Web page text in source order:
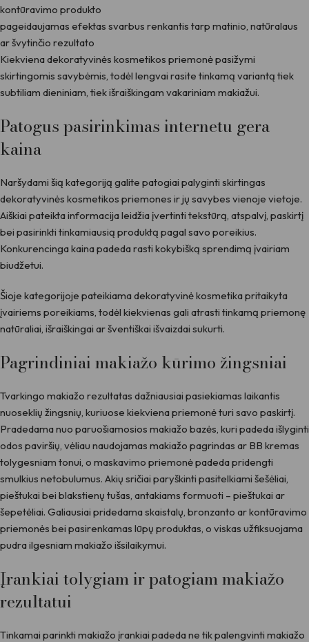
kontūravimo produkto
pageidaujamas efektas svarbus renkantis tarp matinio, natūralaus
ar švytinčio rezultato
Kiekviena dekoratyvinės kosmetikos priemonė pasižymi
skirtingomis savybėmis, todėl lengvai rasite tinkamą variantą tiek
subtiliam dieniniam, tiek išraiškingam vakariniam makiažui.
Patogus pasirinkimas internetu gera
kaina
Naršydami šią kategoriją galite patogiai palyginti skirtingas
dekoratyvinės kosmetikos priemones ir jų savybes vienoje vietoje.
Aiškiai pateikta informacija leidžia įvertinti tekstūrą, atspalvį, paskirtį
bei pasirinkti tinkamiausią produktą pagal savo poreikius.
Konkurencinga kaina padeda rasti kokybišką sprendimą įvairiam
biudžetui.
Šioje kategorijoje pateikiama dekoratyvinė kosmetika pritaikyta
įvairiems poreikiams, todėl kiekvienas gali atrasti tinkamą priemonę
natūraliai, išraiškingai ar šventiškai išvaizdai sukurti.
Pagrindiniai makiažo kūrimo žingsniai
Tvarkingo makiažo rezultatas dažniausiai pasiekiamas laikantis
nuoseklių žingsnių, kuriuose kiekviena priemonė turi savo paskirtį.
Pradedama nuo paruošiamosios makiažo bazės, kuri padeda išlyginti
odos paviršių, vėliau naudojamas makiažo pagrindas ar BB kremas
tolygesniam tonui, o maskavimo priemonė padeda pridengti
smulkius netobulumus. Akių sričiai paryškinti pasitelkiami šešėliai,
pieštukai bei blakstienų tušas, antakiams formuoti – pieštukai ar
šepetėliai. Galiausiai pridedama skaistalų, bronzanto ar kontūravimo
priemonės bei pasirenkamas lūpų produktas, o viskas užfiksuojama
pudra ilgesniam makiažo išsilaikymui.
Įrankiai tolygiam ir patogiam makiažo
rezultatui
Tinkamai parinkti makiažo įrankiai padeda ne tik palengvinti makiažo